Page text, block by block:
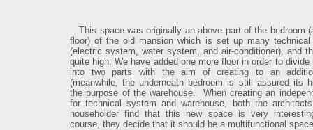
This space was originally an above part of the bedroom
floor) of the old mansion which is set up many technical
(electric system, water system, and air-conditioner), and
quite high. We have added one more floor in order to divide
into two parts with the aim of creating to an
(meanwhile, the underneath bedroom is still assured its
the purpose of the warehouse. When creating an
for technical system and warehouse, both the
householder find that this new space is very
course, they decide that it should be a multifunctional